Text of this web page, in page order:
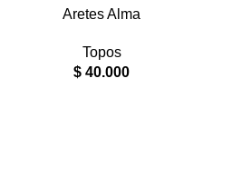
Aretes Alma
Topos
$ 40.000